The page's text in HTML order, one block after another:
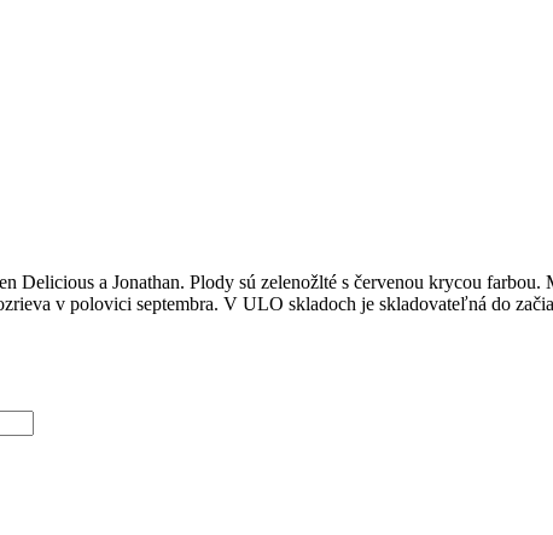
a Jonathan. Plody sú zelenožlté s červenou krycou
v polovici septembra. V ULO skladoch je skladovateľná do